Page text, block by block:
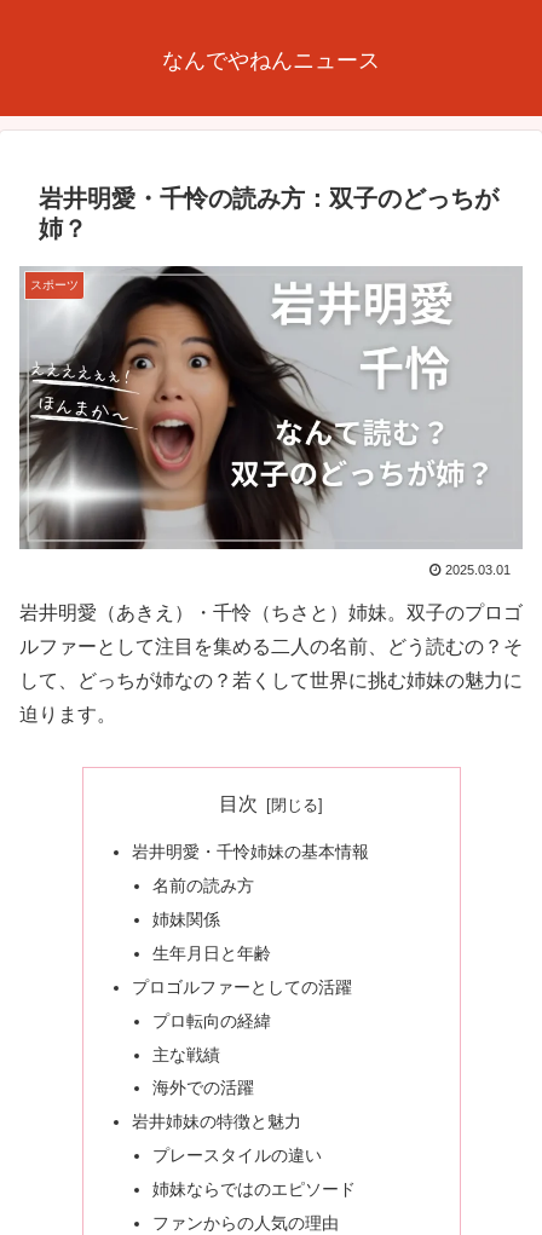
なんでやねんニュース
岩井明愛・千怜の読み方：双子のどっちが
姉？
スポーツ
2025.03.01
岩井明愛（あきえ）・千怜（ちさと）姉妹。双子のプロゴ
ルファーとして注目を集める二人の名前、どう読むの？そ
して、どっちが姉なの？若くして世界に挑む姉妹の魅力に
迫ります。
目次
岩井明愛・千怜姉妹の基本情報
名前の読み方
姉妹関係
生年月日と年齢
プロゴルファーとしての活躍
プロ転向の経緯
主な戦績
海外での活躍
岩井姉妹の特徴と魅力
プレースタイルの違い
姉妹ならではのエピソード
ファンからの人気の理由